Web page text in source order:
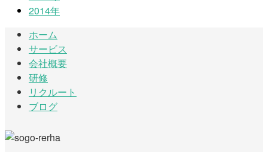
2014年
ホーム
サービス
会社概要
研修
リクルート
ブログ